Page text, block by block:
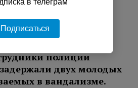
полиции
двух молодых
в вандализме.
Подписаться